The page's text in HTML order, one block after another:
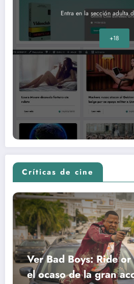
Entra en la sección adulta
+18
Críticas de cine
Ver Bad Boys: Ride
el ocaso de la gran